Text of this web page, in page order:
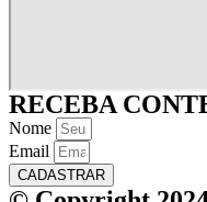
RECEBA
Nome
Email
CADASTRAR